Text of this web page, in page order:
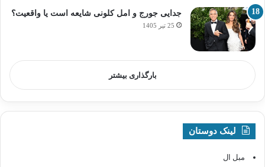
جدایی جورج و امل کلونی شایعه است یا واقعیت؟
25 تیر 1405
بارگذاری بیشتر
لینک دوستان
مبل ال